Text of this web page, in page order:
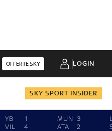
OFFERTE SKY LOGIN
SKY SPORT INSIDER
YB
1
VIL
4
MUN 3
ATA
2